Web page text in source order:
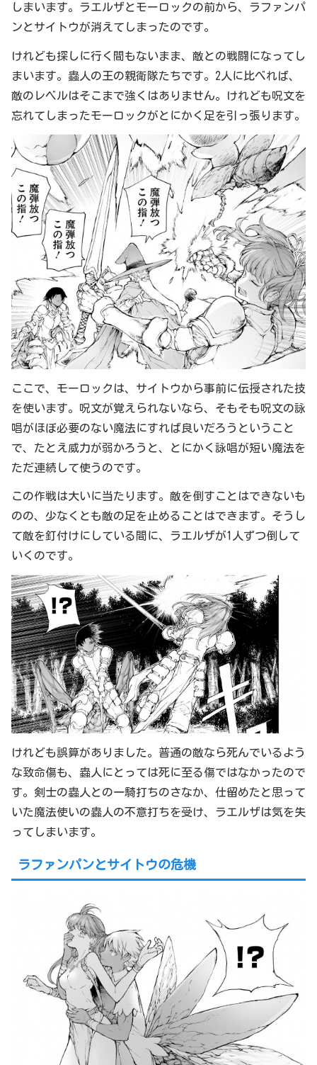
しまいます。ラエルザとモーロックの前から、ラファンパ
ンとサイトウが消えてしまったのです。
けれども探しに行く間もないまま、敵との戦闘になってし
まいます。蟲人の王の親衛隊たちです。2人に比べれば、
敵のレベルはそこまで強くはありません。けれども呪文を
忘れてしまったモーロックがとにかく足を引っ張ります。
ここで、モーロックは、サイトウから事前に伝授された技
を使います。呪文が覚えられないなら、そもそも呪文の詠
唱がほぼ必要のない魔法にすれば良いだろうということ
で、たとえ威力が弱かろうと、とにかく詠唱が短い魔法を
ただ連続して使うのです。
この作戦は大いに当たります。敵を倒すことはできないも
のの、少なくとも敵の足を止めることはできます。そうし
て敵を釘付けにしている間に、ラエルザが1人ずつ倒して
いくのです。
けれども誤算がありました。普通の敵なら死んでいるよう
な致命傷も、蟲人にとっては死に至る傷ではなかったので
す。剣士の蟲人との一騎打ちのさなか、仕留めたと思って
いた魔法使いの蟲人の不意打ちを受け、ラエルザは気を失
ってしまいます。
ラファンパンとサイトウの危機